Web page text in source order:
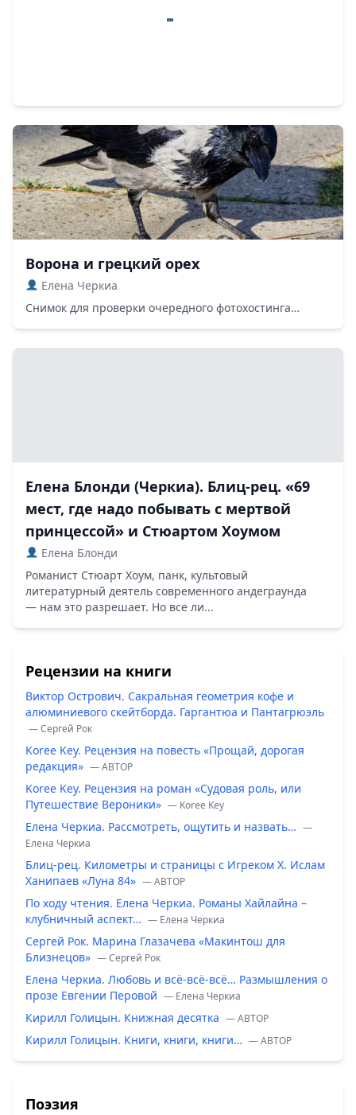
Ворона и грецкий орех
Елена Черкиа
Снимок для проверки очередного фотохостинга…
Елена Блонди (Черкиа). Блиц-рец. «69
мест, где надо побывать с мертвой
принцессой» и Стюартом Хоумом
Елена Блонди
Романист Стюарт Хоум, панк, культовый
литературный деятель современного андеграунда
— нам это разрешает. Но все ли...
Рецензии на книги
Виктор Острович. Сакральная геометрия кофе и
алюминиевого скейтборда. Гаргантюа и Пантагрюэль
— Сергей Рок
Koree Key. Рецензия на повесть «Прощай, дорогая
редакция» — ABTOP
Koree Key. Рецензия на роман «Судовая роль, или
Путешествие Вероники» — Koree Key
Елена Черкиа. Рассмотреть, ощутить и назвать… —
Елена Черкиа
Блиц-рец. Километры и страницы с Игреком Х. Ислам
Ханипаев «Луна 84» — ABTOP
По ходу чтения. Елена Черкиа. Романы Хайлайна –
клубничный аспект… — Елена Черкиа
Сергей Рок. Марина Глазачева «Макинтош для
Близнецов» — Сергей Рок
Елена Черкиа. Любовь и всё-всё-всё… Размышления о
прозе Евгении Перовой — Елена Черкиа
Кирилл Голицын. Книжная десятка — ABTOP
Кирилл Голицын. Книги, книги, книги… — ABTOP
Поэзия